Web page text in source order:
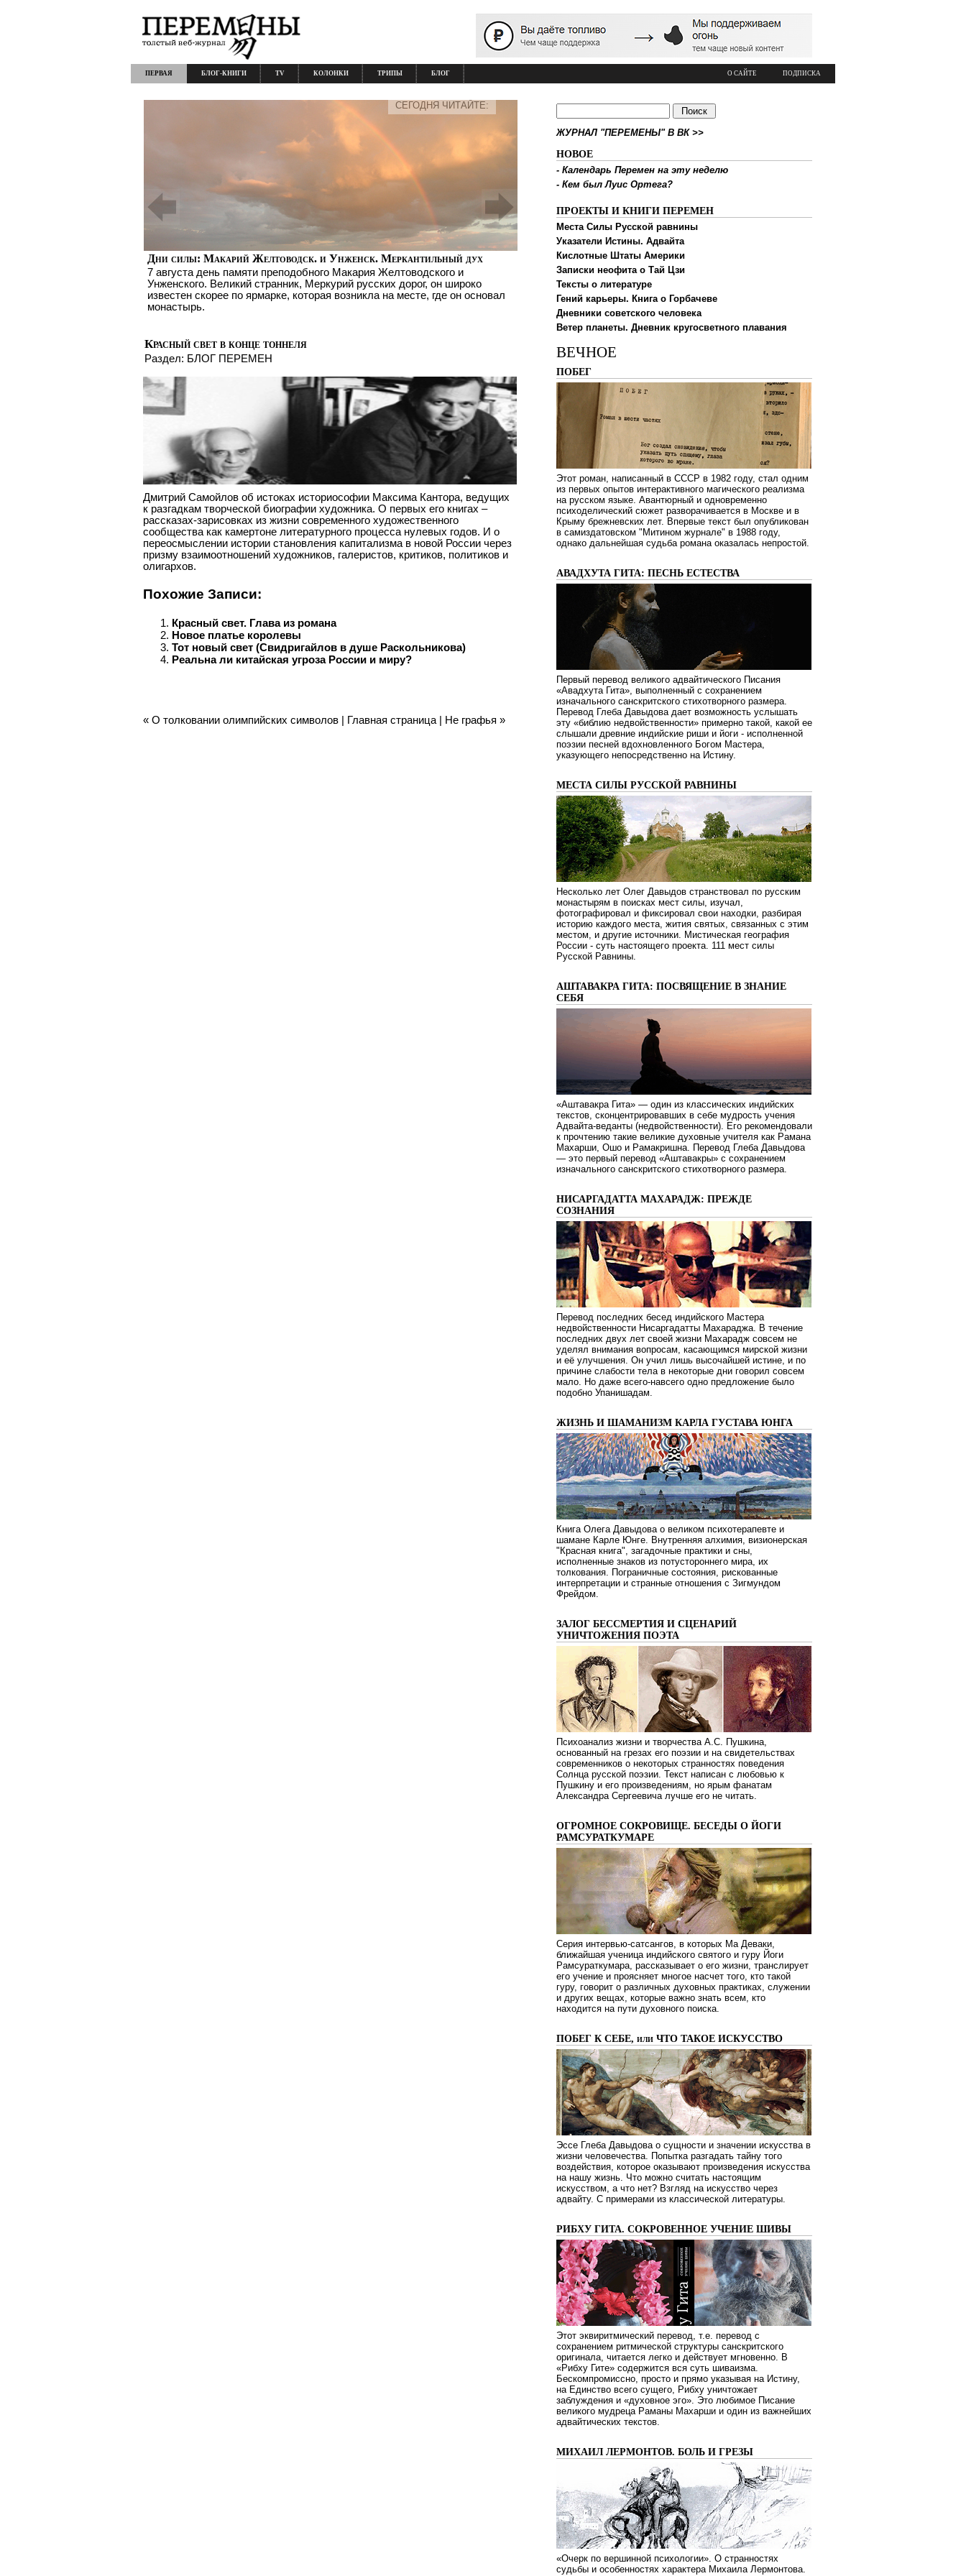
О САЙТЕ ПОДПИСКА
ПЕРВАЯ БЛОГ-КНИГИ TV КОЛОНКИ ТРИПЫ БЛОГ
Дни силы: Макарий Желтоводск. и Унженск. Меркантильный дух
7 августа день памяти преподобного Макария Желтоводского и
Унженского. Великий странник, Меркурий русских дорог, он широко
известен скорее по ярмарке, которая возникла на месте, где он основал
монастырь.
СЕГОДНЯ ЧИТАЙТЕ:
Красный свет в конце тоннеля
Раздел: БЛОГ ПЕРЕМЕН
Дмитрий Самойлов об истоках историософии Максима Кантора, ведущих
к разгадкам творческой биографии художника. О первых его книгах –
рассказах-зарисовках из жизни современного художественного
сообщества как камертоне литературного процесса нулевых годов. И о
переосмыслении истории становления капитализма в новой России через
призму взаимоотношений художников, галеристов, критиков, политиков и
олигархов.
Похожие Записи:
Красный свет. Глава из романа
Новое платье королевы
Тот новый свет (Свидригайлов в душе Раскольникова)
Реальна ли китайская угроза России и миру?
« О толковании олимпийских символов | Главная страница | Не графья »
ЖУРНАЛ "ПЕРЕМЕНЫ" В ВК >>
НОВОЕ
- Календарь Перемен на эту неделю
- Кем был Луис Ортега?
ПРОЕКТЫ И КНИГИ ПЕРЕМЕН
Места Силы Русской равнины
Указатели Истины. Адвайта
Кислотные Штаты Америки
Записки неофита о Тай Цзи
Тексты о литературе
Гений карьеры. Книга о Горбачеве
Дневники советского человека
Ветер планеты. Дневник кругосветного плавания
ВЕЧНОЕ
ПОБЕГ
Этот роман, написанный в СССР в 1982 году, стал одним
из первых опытов интерактивного магического реализма
на русском языке. Авантюрный и одновременно
психоделический сюжет разворачивается в Москве и в
Крыму брежневских лет. Впервые текст был опубликован
в самиздатовском "Митином журнале" в 1988 году,
однако дальнейшая судьба романа оказалась непростой.
АВАДХУТА ГИТА: ПЕСНЬ ЕСТЕСТВА
Первый перевод великого адвайтического Писания
«Авадхута Гита», выполненный с сохранением
изначального санскритского стихотворного размера.
Перевод Глеба Давыдова дает возможность услышать
эту «библию недвойственности» примерно такой, какой ее
слышали древние индийские риши и йоги - исполненной
поэзии песней вдохновленного Богом Мастера,
указующего непосредственно на Истину.
МЕСТА СИЛЫ РУССКОЙ РАВНИНЫ
Несколько лет Олег Давыдов странствовал по русским
монастырям в поисках мест силы, изучал,
фотографировал и фиксировал свои находки, разбирая
историю каждого места, жития святых, связанных с этим
местом, и другие источники. Мистическая география
России - суть настоящего проекта. 111 мест силы
Русской Равнины.
АШТАВАКРА ГИТА: ПОСВЯЩЕНИЕ В ЗНАНИЕ
СЕБЯ
«Аштавакра Гита» — один из классических индийских
текстов, сконцентрировавших в себе мудрость учения
Адвайта-веданты (недвойственности). Его рекомендовали
к прочтению такие великие духовные учителя как Рамана
Махарши, Ошо и Рамакришна. Перевод Глеба Давыдова
— это первый перевод «Аштавакры» с сохранением
изначального санскритского стихотворного размера.
НИСАРГАДАТТА МАХАРАДЖ: ПРЕЖДЕ
СОЗНАНИЯ
Перевод последних бесед индийского Мастера
недвойственности Нисаргадатты Махараджа. В течение
последних двух лет своей жизни Махарадж совсем не
уделял внимания вопросам, касающимся мирской жизни
и её улучшения. Он учил лишь высочайшей истине, и по
причине слабости тела в некоторые дни говорил совсем
мало. Но даже всего-навсего одно предложение было
подобно Упанишадам.
ЖИЗНЬ И ШАМАНИЗМ КАРЛА ГУСТАВА ЮНГА
Книга Олега Давыдова о великом психотерапевте и
шамане Карле Юнге. Внутренняя алхимия, визионерская
"Красная книга", загадочные практики и сны,
исполненные знаков из потустороннего мира, их
толкования. Пограничные состояния, рискованные
интерпретации и странные отношения с Зигмундом
Фрейдом.
ЗАЛОГ БЕССМЕРТИЯ И СЦЕНАРИЙ
УНИЧТОЖЕНИЯ ПОЭТА
Психоанализ жизни и творчества А.С. Пушкина,
основанный на грезах его поэзии и на свидетельствах
современников о некоторых странностях поведения
Солнца русской поэзии. Текст написан с любовью к
Пушкину и его произведениям, но ярым фанатам
Александра Сергеевича лучше его не читать.
ОГРОМНОЕ СОКРОВИЩЕ. БЕСЕДЫ О ЙОГИ
РАМСУРАТКУМАРЕ
Серия интервью-сатсангов, в которых Ма Деваки,
ближайшая ученица индийского святого и гуру Йоги
Рамсураткумара, рассказывает о его жизни, транслирует
его учение и проясняет многое насчет того, кто такой
гуру, говорит о различных духовных практиках, служении
и других вещах, которые важно знать всем, кто
находится на пути духовного поиска.
ПОБЕГ К СЕБЕ, или ЧТО ТАКОЕ ИСКУССТВО
Эссе Глеба Давыдова о сущности и значении искусства в
жизни человечества. Попытка разгадать тайну того
воздействия, которое оказывают произведения искусства
на нашу жизнь. Что можно считать настоящим
искусством, а что нет? Взгляд на искусство через
адвайту. С примерами из классической литературы.
РИБХУ ГИТА. СОКРОВЕННОЕ УЧЕНИЕ ШИВЫ
Этот эквиритмический перевод, т.е. перевод с
сохранением ритмической структуры санскритского
оригинала, читается легко и действует мгновенно. В
«Рибху Гите» содержится вся суть шиваизма.
Бескомпромиссно, просто и прямо указывая на Истину,
на Единство всего сущего, Рибху уничтожает
заблуждения и «духовное эго». Это любимое Писание
великого мудреца Раманы Махарши и один из важнейших
адвайтических текстов.
МИХАИЛ ЛЕРМОНТОВ. БОЛЬ И ГРЕЗЫ
«Очерк по вершинной психологии». О странностях
судьбы и особенностях характера Михаила Лермонтова.